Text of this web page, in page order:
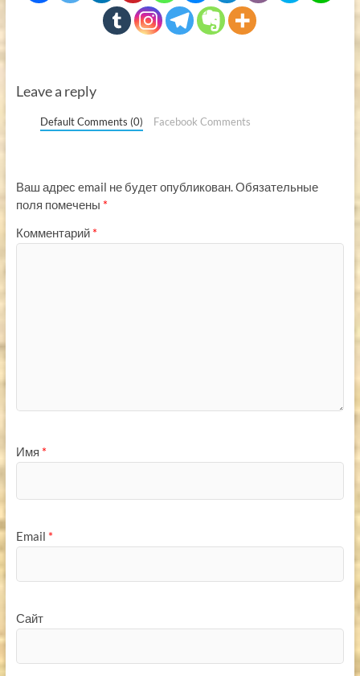
Leave a reply
Default Comments (0) Facebook Comments
Ваш адрес email не будет опубликован.Обязательные
поля помечены *
Комментарий *
Имя *
Email *
Сайт